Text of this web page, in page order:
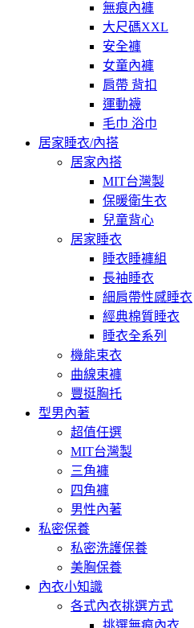
無痕內褲
大尺碼XXL
安全褲
女童內褲
肩帶 背扣
運動襪
毛巾 浴巾
居家睡衣/內搭
居家內搭
MIT台灣製
保暖衛生衣
兒童背心
居家睡衣
睡衣睡褲組
長袖睡衣
細肩帶性感睡衣
經典棉質睡衣
睡衣全系列
機能束衣
曲線束褲
豐挺胸托
型男內著
超值任選
MIT台灣製
三角褲
四角褲
男性內著
私密保養
私密洗護保養
美胸保養
內衣小知識
各式內衣挑選方式
挑選無痕內衣